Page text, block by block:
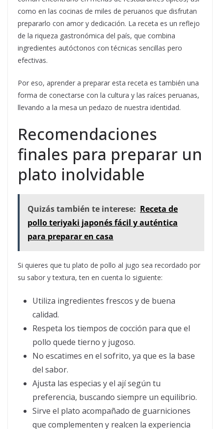
como en las cocinas de miles de peruanos que disfrutan
prepararlo con amor y dedicación. La receta es un reflejo
de la riqueza gastronómica del país, que combina
ingredientes autóctonos con técnicas sencillas pero
efectivas.
Por eso, aprender a preparar esta receta es también una
forma de conectarse con la cultura y las raíces peruanas,
llevando a la mesa un pedazo de nuestra identidad.
Recomendaciones
finales para preparar un
plato inolvidable
Quizás también te interese: Receta de
pollo teriyaki japonés fácil y auténtica
para preparar en casa
Si quieres que tu plato de pollo al jugo sea recordado por
su sabor y textura, ten en cuenta lo siguiente:
Utiliza ingredientes frescos y de buena
calidad.
Respeta los tiempos de cocción para que el
pollo quede tierno y jugoso.
No escatimes en el sofrito, ya que es la base
del sabor.
Ajusta las especias y el ají según tu
preferencia, buscando siempre un equilibrio.
Sirve el plato acompañado de guarniciones
que complementen y realcen la experiencia